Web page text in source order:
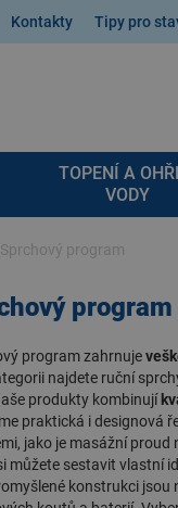
Kontakty Tipy pro
TOPENÍ A
VODY
Sprchový program
program
programzahrnuje
najdete ruční
produkty kombinují
praktická i designová
, jako je masážní
můžete sestavit vlastní
konstrukci jsou